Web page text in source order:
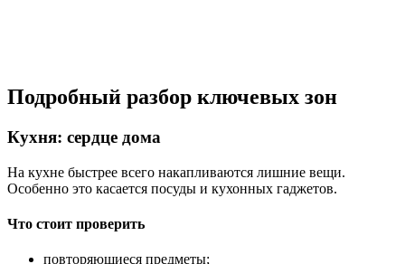
Подробный разбор ключевых зон
Кухня: сердце дома
На кухне быстрее всего накапливаются лишние вещи.
Особенно это касается посуды и кухонных гаджетов.
Что стоит проверить
повторяющиеся предметы;